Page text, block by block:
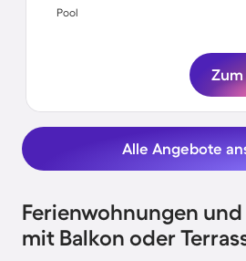
Pool
Alle Angebote
Ferienwohnungen
mit Balkon oder